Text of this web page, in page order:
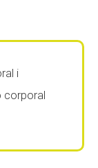
i
corporal